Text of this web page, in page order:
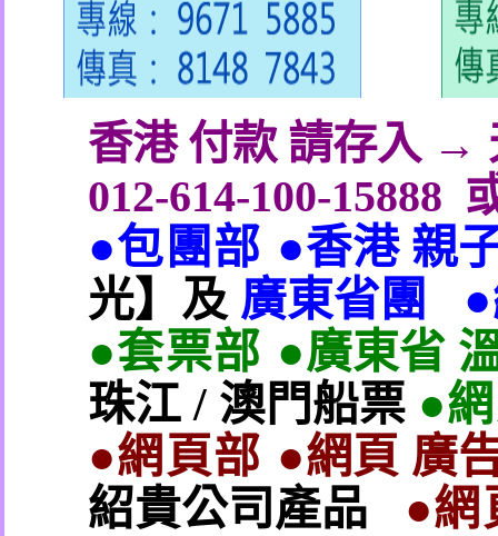
香港 付款 請存入 →
012-614-100-15888
●包團部 ●香港 親
光】及 廣東省團
●套票部 ●廣東省
珠江/ 澳門船票 ●
●網頁部 ●網頁 廣
紹貴公司產品
●網